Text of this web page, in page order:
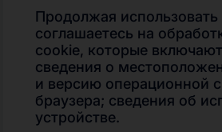
ГДЕ КУПИТЬ
ПОДБОР ПРОДУКТА
КОНТАКТЫ
КАТАЛОГ
Транспорт и
внедорожная техника
Индустриальные
Продолжая
соглашаетесь на
cookie, которые
сведения о
и версию операционной
браузера; сведения об
устройстве.